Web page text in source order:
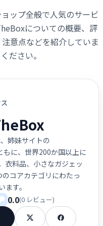
ップ全般で人気のサービ
についての概要、評
意点などを紹介していま
ださい。
姉妹サイトの
に、世界200か国以上に
衣料品、小さなガジェッ
のコアカテゴリにわたっ
す。
0.0(0 レビュー)